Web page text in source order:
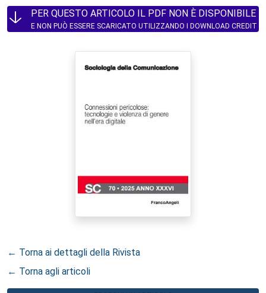
PER QUESTO ARTICOLO IL PDF NON È DISPONIBILE
E NON PUÒ ESSERE SCARICATO UTILIZZANDO I DOWNLOAD CREDIT
← Torna ai dettagli della Rivista
← Torna agli articoli